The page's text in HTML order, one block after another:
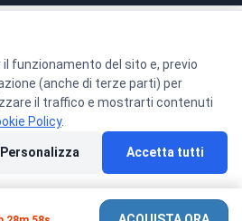
con crittografia SSL a 128 bit
Cookie Policy Preferenze cookie
funzionamento del sito e, previo
(anche di terze parti) per
il traffico e mostrarti contenuti
Policy.
Personalizza Accetta tutti